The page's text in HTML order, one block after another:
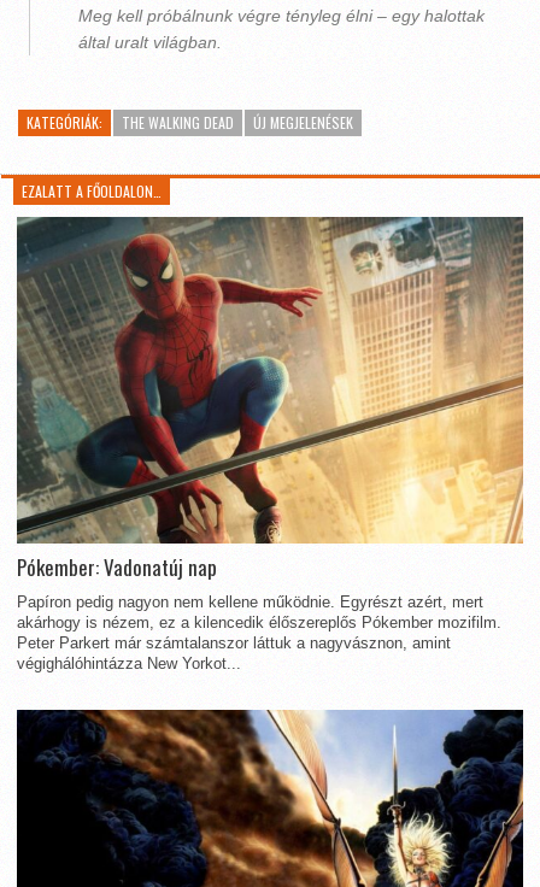
Meg kell próbálnunk végre tényleg élni – egy halottak
által uralt világban.
KATEGÓRIÁK: THE WALKING DEAD ÚJ MEGJELENÉSEK
EZALATT A FŐOLDALON…
Pókember: Vadonatúj nap
Papíron pedig nagyon nem kellene működnie. Egyrészt azért, mert
akárhogy is nézem, ez a kilencedik élőszereplős Pókember mozifilm.
Peter Parkert már számtalanszor láttuk a nagyvásznon, amint
végighálóhintázza New Yorkot...